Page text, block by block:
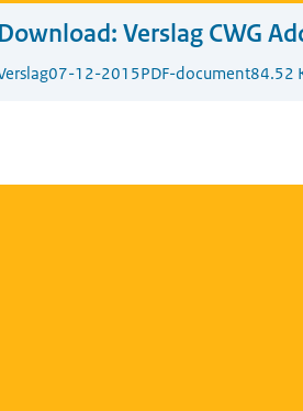
Download: Verslag CWG
07-12-2015PDF-document84.52